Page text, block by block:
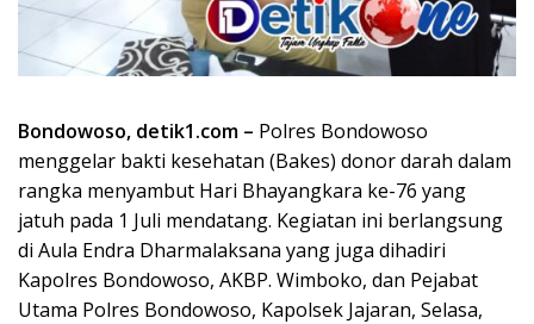
Bondowoso, detik1.com – Polres Bondowoso
menggelar bakti kesehatan (Bakes) donor darah dalam
rangka menyambut Hari Bhayangkara ke-76 yang
jatuh pada 1 Juli mendatang. Kegiatan ini berlangsung
di Aula Endra Dharmalaksana yang juga dihadiri
Kapolres Bondowoso, AKBP. Wimboko, dan Pejabat
Utama Polres Bondowoso, Kapolsek Jajaran, Selasa,